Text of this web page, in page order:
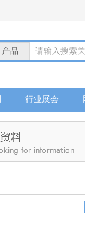
产品 请输入搜索
行业展会